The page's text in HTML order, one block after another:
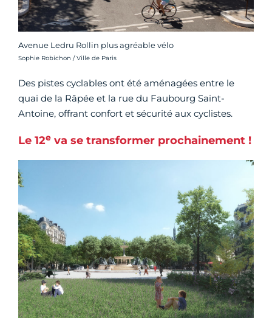
Avenue Ledru Rollin plus agréable vélo
Crédit photo :
Sophie Robichon / Ville de Paris
Des pistes cyclables ont été aménagées entre le
quai de la Râpée et la rue du Faubourg Saint-
Antoine, offrant confort et sécurité aux cyclistes.
Le 12e va se transformer prochainement !